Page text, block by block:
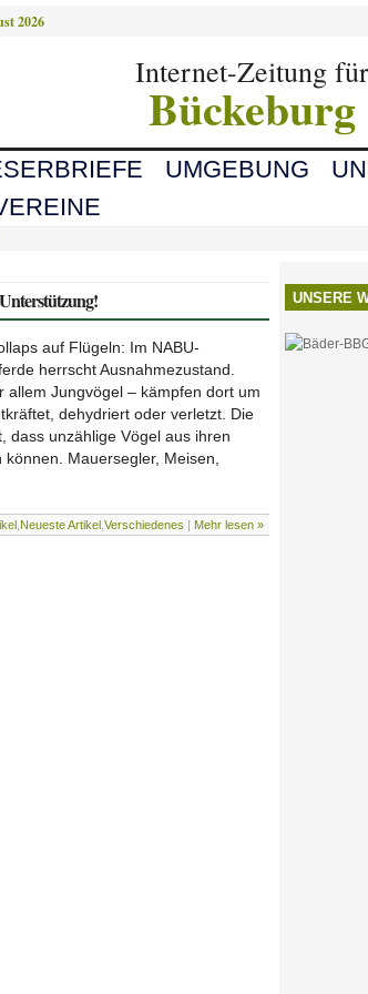
2026
Internet-Zeitung für
Bückeburg
UMGEBUNG
auf Flügeln: Im NABU-
herrscht Ausnahmezustand.
allem Jungvögel – kämpfen dort um
dehydriert oder verletzt. Die
dass unzählige Vögel aus ihren
Mauersegler, Meisen,
Neueste Artikel Verschiedenes | Mehr lesen »
UNSERE